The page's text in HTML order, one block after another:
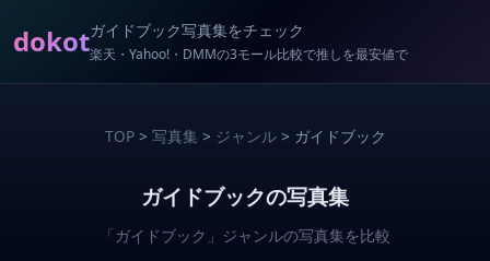
dokotガイドブック写真集をチェック
楽天・Yahoo!・DMMの3モール比較で推しを最安値で
TOP> 写真集 > ジャンル> ガイドブック
ガイドブックの写真集
「ガイドブック」ジャンルの写真集を比較